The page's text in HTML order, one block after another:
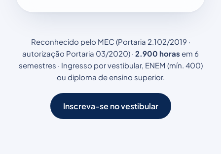
Reconhecido pelo MEC (Portaria 2.102/2019 ·
autorização Portaria 03/2020) · 2.900 horas em 6
semestres · Ingresso por vestibular, ENEM (mín. 400)
ou diploma de ensino superior.
Inscreva-se no vestibular